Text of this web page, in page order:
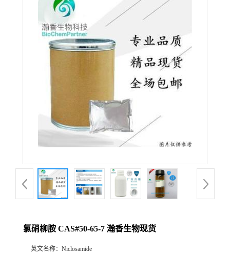
氯硝柳胺 CAS#50-65-7 瀚香生物现货
英文名称： Niclosamide